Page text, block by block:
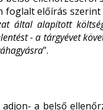
foglalt előírás szerint
által alapított
- a tárgyévet
”.
a belső